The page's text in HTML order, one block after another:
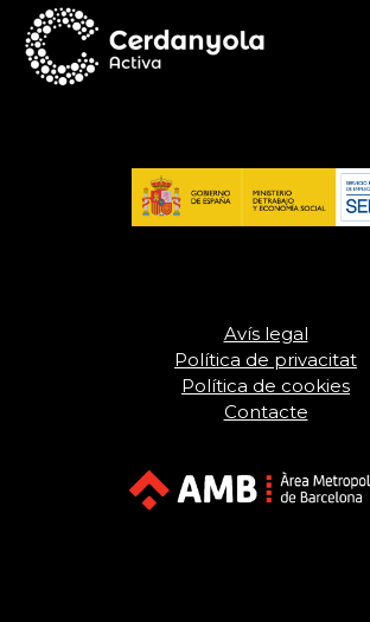
Avís legal
Política de privacitat
Política de cookies
Contacte